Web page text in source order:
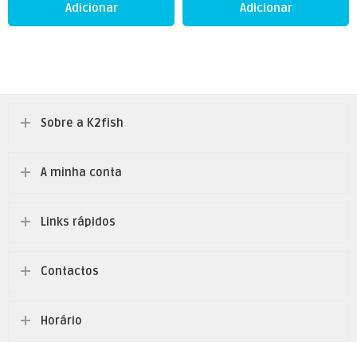
Adicionar Adicionar
Sobre a K2fish
A minha conta
Links rápidos
Contactos
Horário